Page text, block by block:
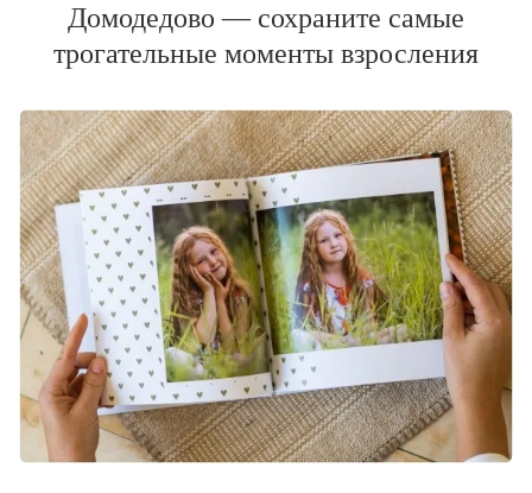
Домодедово — сохраните самые
трогательные моменты взросления